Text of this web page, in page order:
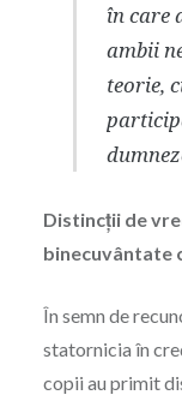
în care
ambii
teorie,
Distincții de
binecuvântate
În semn de
statornicia în
copii au primit